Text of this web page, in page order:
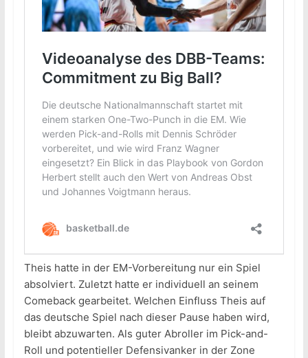
Theis hatte in der EM-Vorbereitung nur ein Spiel
absolviert. Zuletzt hatte er individuell an seinem
Comeback gearbeitet. Welchen Einfluss Theis auf
das deutsche Spiel nach dieser Pause haben wird,
bleibt abzuwarten. Als guter Abroller im Pick-and-
Roll und potentieller Defensivanker in der Zone